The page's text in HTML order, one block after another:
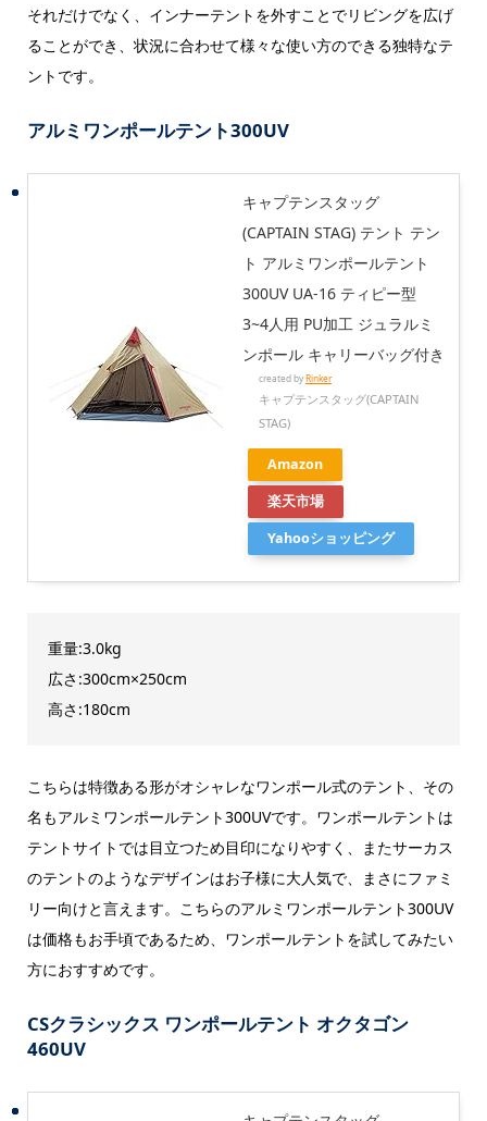
それだけでなく、インナーテントを外すことでリビングを広げ
ることができ、状況に合わせて様々な使い方のできる独特なテ
ントです。
アルミワンポールテント300UV
キャプテンスタッグ
(CAPTAIN STAG) テント テン
ト アルミワンポールテント
300UV UA-16 ティピー型
3~4人用 PU加工 ジュラルミ
ンポール キャリーバッグ付き
created byRinker
キャプテンスタッグ(CAPTAIN
STAG)
Amazon
楽天市場
Yahooショッピング
重量:3.0kg
広さ:300cm×250cm
高さ:180cm
こちらは特徴ある形がオシャレなワンポール式のテント、その
名もアルミワンポールテント300UVです。ワンポールテントは
テントサイトでは目立つため目印になりやすく、またサーカス
のテントのようなデザインはお子様に大人気で、まさにファミ
リー向けと言えます。こちらのアルミワンポールテント300UV
は価格もお手頃であるため、ワンポールテントを試してみたい
方におすすめです。
CSクラシックス ワンポールテント オクタゴン
460UV